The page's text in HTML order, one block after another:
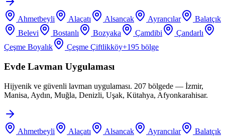
Ahmetbeyli Alaçatı Alsancak Ayrancılar
Balatçık
Belevi
Bostanlı Bozyaka Çamdibi
Çandarlı
Çeşme Boyalık
Çeşme Çiftlikköy+195 bölge
Evde Lavman Uygulaması
Hijyenik ve güvenli lavman uygulaması. 207 bölgede — İzmir,
Manisa, Aydın, Muğla, Denizli, Uşak, Kütahya, Afyonkarahisar.
Ahmetbeyli Alaçatı Alsancak Ayrancılar
Balatçık